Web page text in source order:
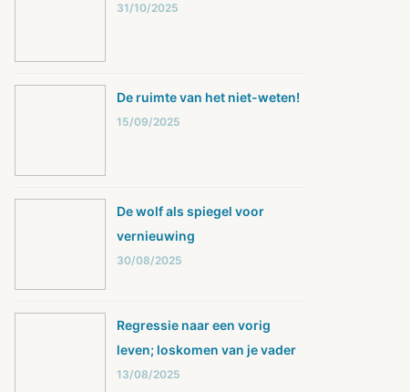
31/10/2025
De ruimte van het niet-weten!
15/09/2025
De wolf als spiegel voor
vernieuwing
30/08/2025
Regressie naar een vorig
leven; loskomen van je vader
13/08/2025